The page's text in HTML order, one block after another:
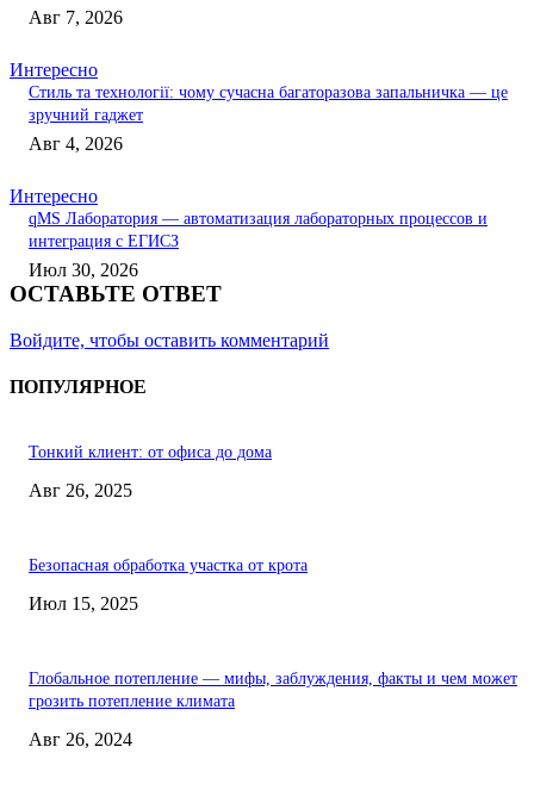
Авг 7, 2026
Интересно
Стиль та технології: чому сучасна багаторазова запальничка — це
зручний гаджет
Авг 4, 2026
Интересно
qMS Лаборатория — автоматизация лабораторных процессов и
интеграция с ЕГИСЗ
Июл 30, 2026
ОСТАВЬТЕ ОТВЕТ
Войдите, чтобы оставить комментарий
ПОПУЛЯРНОЕ
Тонкий клиент: от офиса до дома
Авг 26, 2025
Безопасная обработка участка от крота
Июл 15, 2025
Глобальное потепление — мифы, заблуждения, факты и чем может
грозить потепление климата
Авг 26, 2024